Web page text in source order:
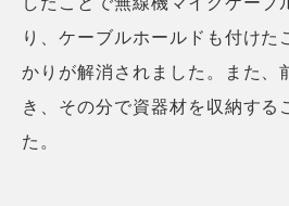
り、ケーブルホールドも付けた
かりが解消されました。また、
き、その分で資器材を収納する
た。